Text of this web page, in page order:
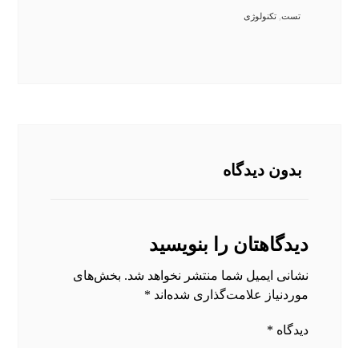
تست ,تکنولوژی
بدون دیدگاه
دیدگاهتان را بنویسید
نشانی ایمیل شما منتشر نخواهد شد. بخش‌های
موردنیاز علامت‌گذاری شده‌اند *
دیدگاه *